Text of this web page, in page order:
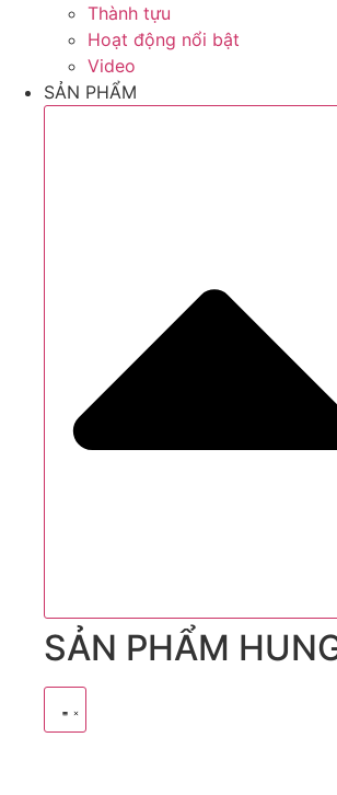
Thành tựu
Hoạt động nổi bật
Video
SẢN PHẨM
SẢN PHẨM